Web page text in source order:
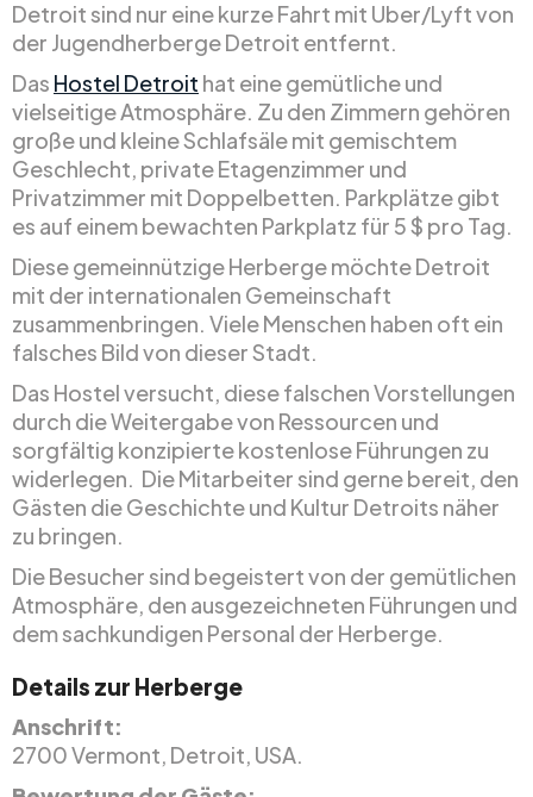
Detroit sind nur eine kurze Fahrt mit Uber/Lyft von
der Jugendherberge Detroit entfernt.
Das Hostel Detroit hat eine gemütliche und
vielseitige Atmosphäre. Zu den Zimmern gehören
große und kleine Schlafsäle mit gemischtem
Geschlecht, private Etagenzimmer und
Privatzimmer mit Doppelbetten. Parkplätze gibt
es auf einem bewachten Parkplatz für 5 $ pro Tag.
Diese gemeinnützige Herberge möchte Detroit
mit der internationalen Gemeinschaft
zusammenbringen. Viele Menschen haben oft ein
falsches Bild von dieser Stadt.
Das Hostel versucht, diese falschen Vorstellungen
durch die Weitergabe von Ressourcen und
sorgfältig konzipierte kostenlose Führungen zu
widerlegen. Die Mitarbeiter sind gerne bereit, den
Gästen die Geschichte und Kultur Detroits näher
zu bringen.
Die Besucher sind begeistert von der gemütlichen
Atmosphäre, den ausgezeichneten Führungen und
dem sachkundigen Personal der Herberge.
Details zur Herberge
Anschrift:
2700 Vermont, Detroit, USA.